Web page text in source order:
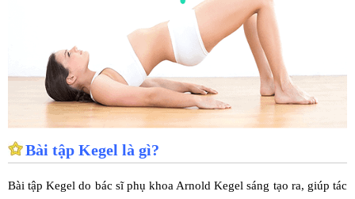
Bài tập Kegel là gì?
Bài tập Kegel do bác sĩ phụ khoa Arnold Kegel sáng tạo ra, giúp tác